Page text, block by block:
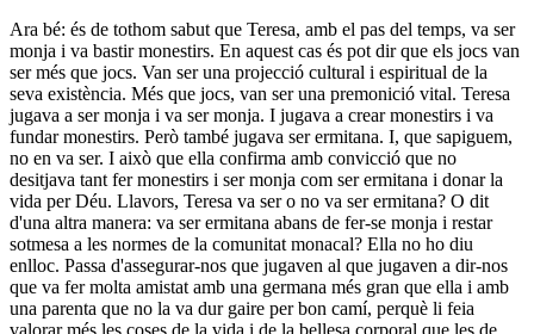
Ara bé: és de tothom sabut que Teresa, amb el pas del temps, va ser
monja i va bastir monestirs. En aquest cas és pot dir que els jocs van
ser més que jocs. Van ser una projecció cultural i espiritual de la
seva existència. Més que jocs, van ser una premonició vital. Teresa
jugava a ser monja i va ser monja. I jugava a crear monestirs i va
fundar monestirs. Però també jugava ser ermitana. I, que sapiguem,
no en va ser. I això que ella confirma amb convicció que no
desitjava tant fer monestirs i ser monja com ser ermitana i donar la
vida per Déu. Llavors, Teresa va ser o no va ser ermitana? O dit
d'una altra manera: va ser ermitana abans de fer-se monja i restar
sotmesa a les normes de la comunitat monacal? Ella no ho diu
enlloc. Passa d'assegurar-nos que jugaven al que jugaven a dir-nos
que va fer molta amistat amb una germana més gran que ella i amb
una parenta que no la va dur gaire per bon camí, perquè li feia
valorar més les coses de la vida i de la bellesa corporal que les de